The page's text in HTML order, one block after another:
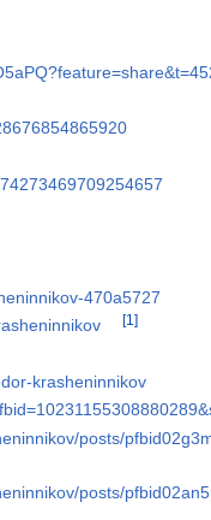
470a5727
[1]
krasheninnikov
posts/
posts/